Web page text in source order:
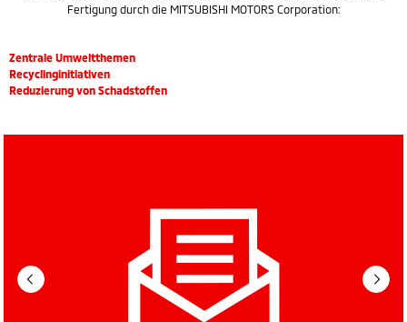
Fertigung durch die MITSUBISHI MOTORS Corporation:
Zentrale Umweltthemen
Recyclinginitiativen
Reduzierung von Schadstoffen